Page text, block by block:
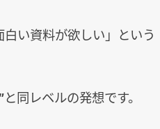
い資料が欲しい」という
同レベルの発想です。